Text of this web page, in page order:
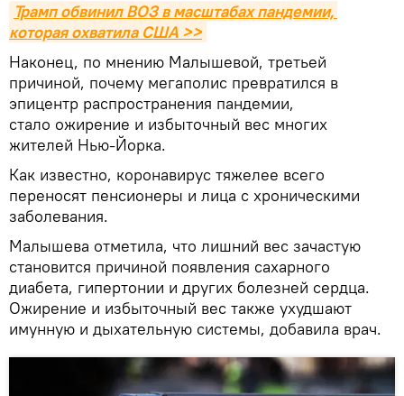
Трамп обвинил ВОЗ в масштабах пандемии,
которая охватила США >>
Наконец, по мнению Малышевой, третьей
причиной, почему мегаполис превратился в
эпицентр распространения пандемии,
стало ожирение и избыточный вес многих
жителей Нью-Йорка.
Как известно, коронавирус тяжелее всего
переносят пенсионеры и лица с хроническими
заболевания.
Малышева отметила, что лишний вес зачастую
становится причиной появления сахарного
диабета, гипертонии и других болезней сердца.
Ожирение и избыточный вес также ухудшают
имунную и дыхательную системы, добавила врач.